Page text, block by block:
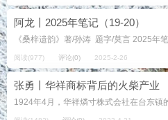
阿龙丨2025年笔记（19-20）
阅读(977) 评论(0) 2025-2-26
张勇丨华祥商标背后的火柴产业